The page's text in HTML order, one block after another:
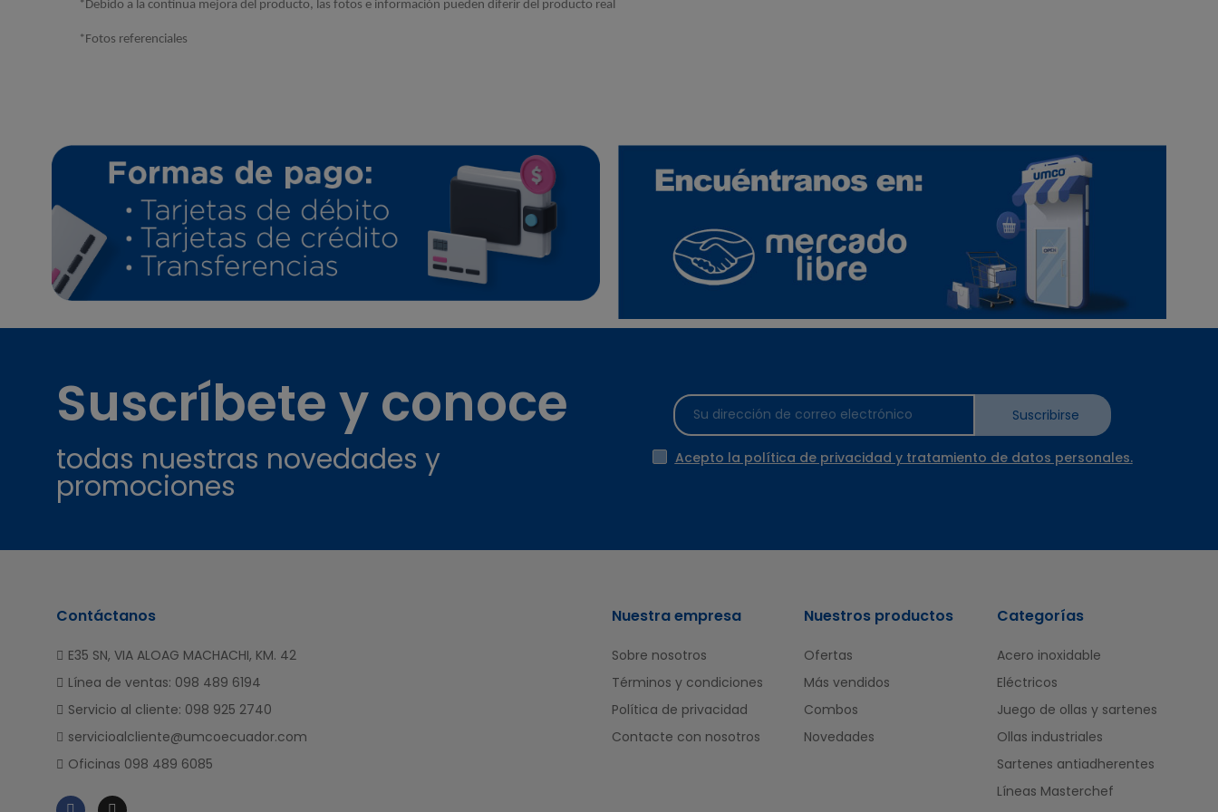
*Debido a la continua mejora del producto, las fotos e información pueden diferir del producto real
*Fotos referenciales
Suscríbete y conoce
todas nuestras novedades y
promociones
Suscribirse
Acepto la política de privacidad y tratamiento de datos personales.
Contáctanos
E35 SN, VIA ALOAG MACHACHI, KM. 42
Línea de ventas: 098 489 6194
Servicio al cliente: 098 925 2740
servicioalcliente@umcoecuador.com
Oficinas 098 489 6085
Nuestra empresa
Sobre nosotros
Términos y condiciones
Política de privacidad
Contacte con nosotros
Nuestros productos
Ofertas
Más vendidos
Combos
Novedades
Categorías
Acero inoxidable
Eléctricos
Juego de ollas y sartenes
Ollas industriales
Sartenes antiadherentes
Líneas Masterchef